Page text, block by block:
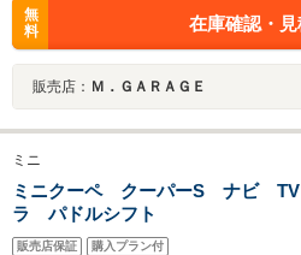
無
料
在庫確認・
販売店： Ｍ．ＧＡＲＡＧＥ
ミニ
ミニクーペ クーパーS ナビ
ラ パドルシフト
販売店保証 購入プラン付